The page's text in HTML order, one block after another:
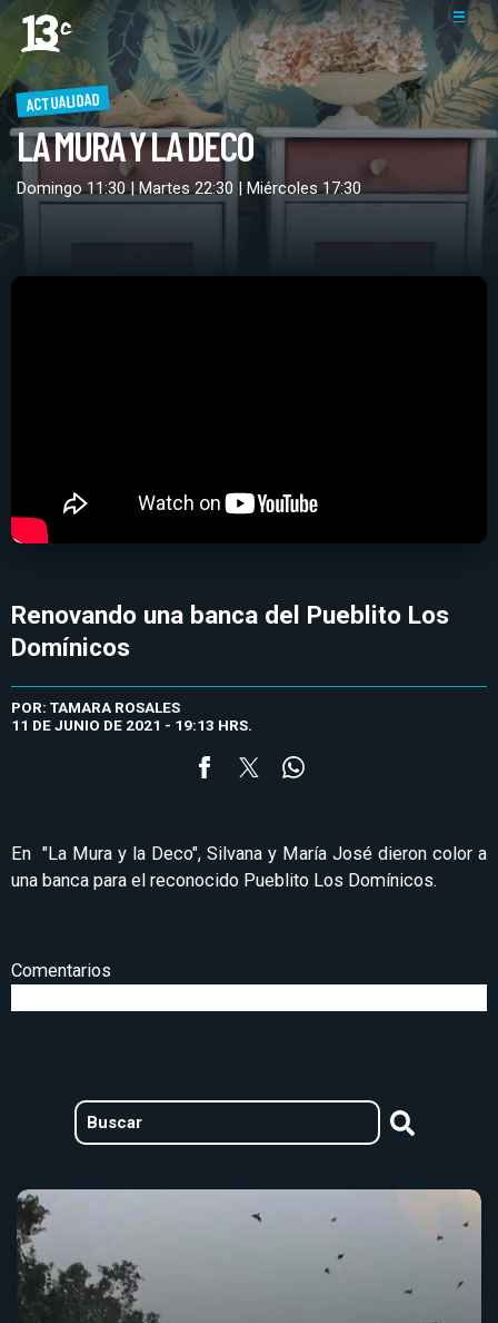
ACTUALIDAD
LA MURA Y LA DECO
Domingo 11:30 | Martes 22:30 | Miércoles 17:30
Renovando una banca del Pueblito Los
Domínicos
POR: TAMARA ROSALES
11 DE JUNIO DE 2021 - 19:13 HRS.
En "La Mura y la Deco", Silvana y María José dieron color a
una banca para el reconocido Pueblito Los Domínicos.
Comentarios